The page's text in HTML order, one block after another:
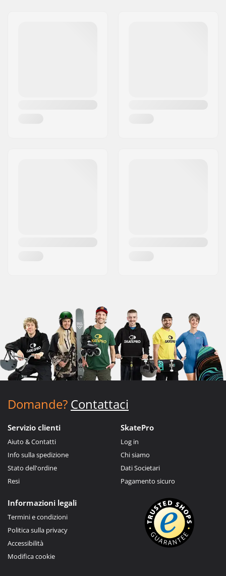
Domande? Contattaci
Servizio clienti
Aiuto & Contatti
Info sulla spedizione
Stato dell'ordine
Resi
SkatePro
Log in
Chi siamo
Dati Societari
Pagamento sicuro
Informazioni legali
Termini e condizioni
Politica sulla privacy
Accessibilità
Modifica cookie